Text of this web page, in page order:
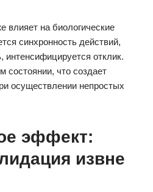
влияет на биологические
синхронность действий,
интенсифицируется отклик.
состоянии, что создает
осуществлении непростых
эффект:
извне